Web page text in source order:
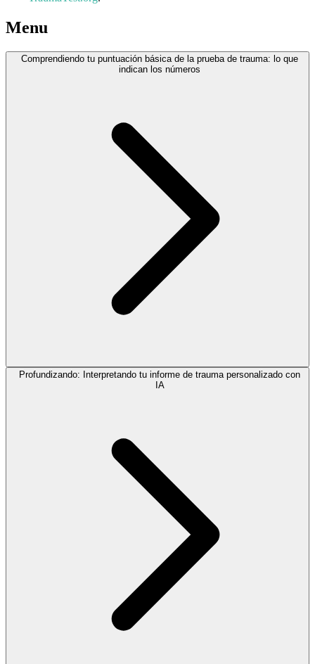
Menu
Comprendiendo tu puntuación básica de la prueba de trauma: lo que
indican los números
Profundizando: Interpretando tu informe de trauma personalizado con
IA